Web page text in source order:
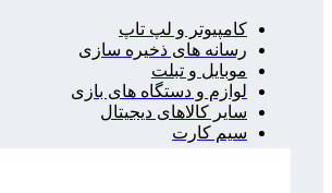
کامپیوتر و لپ تاپ
رسانه های ذخیره سازی
موبایل و تبلت
لوازم و دستگاه های بازی
سایر کالاهای دیجیتال
سیم کارت